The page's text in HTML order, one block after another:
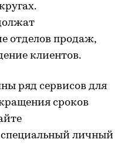
отделов продаж,
клиентов.
ряд сервисов для
сроков
личный